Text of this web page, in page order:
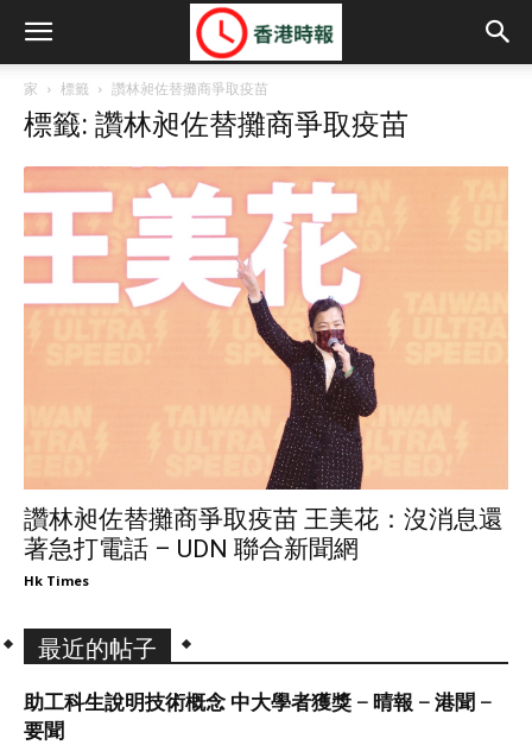
家 標籤 讚林昶佐替攤商爭取疫苗
標籤: 讚林昶佐替攤商爭取疫苗
讚林昶佐替攤商爭取疫苗 王美花：沒消息還
著急打電話 – UDN 聯合新聞網
Hk Times
最近的帖子
助工科生說明技術概念 中大學者獲獎 – 晴報 – 港聞 –
要聞